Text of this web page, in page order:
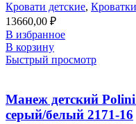
Кровати детские,
13660,00 ₽
В избранное
В корзину
Быстрый просмотр
Манеж детский
серый/белый 2171-16